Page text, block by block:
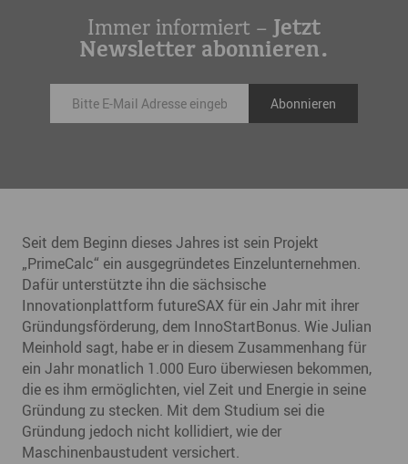
Immer informiert – Jetzt
Newsletter abonnieren.
Seit dem Beginn dieses Jahres ist sein Projekt
„PrimeCalc“ ein ausgegründetes Einzelunternehmen.
Dafür unterstützte ihn die sächsische
Innovationplattform futureSAX für ein Jahr mit ihrer
Gründungsförderung, dem InnoStartBonus. Wie Julian
Meinhold sagt, habe er in diesem Zusammenhang für
ein Jahr monatlich 1.000 Euro überwiesen bekommen,
die es ihm ermöglichten, viel Zeit und Energie in seine
Gründung zu stecken. Mit dem Studium sei die
Gründung jedoch nicht kollidiert, wie der
Maschinenbaustudent versichert.